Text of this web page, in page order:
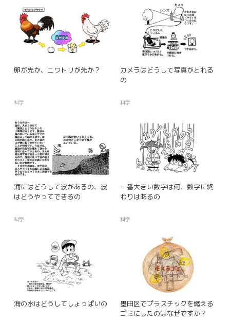
卵が先か、ニワトリが先か？
科学
カメラはどうして写真がとれる
の
科学
海にはどうして波があるの、波
はどうやってできるの
科学
一番大きい数字は何、数字に終
わりはあるの
科学
海の水はどうしてしょっぱいの
墨田区でプラスチックを燃える
ゴミにしたのはなぜですか？